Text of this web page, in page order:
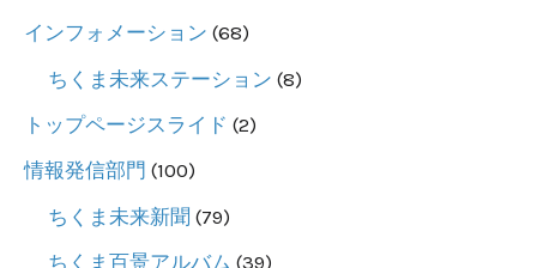
インフォメーション (68)
ちくま未来ステーション (8)
トップページスライド (2)
情報発信部門 (100)
ちくま未来新聞 (79)
ちくま百景アルバム (39)